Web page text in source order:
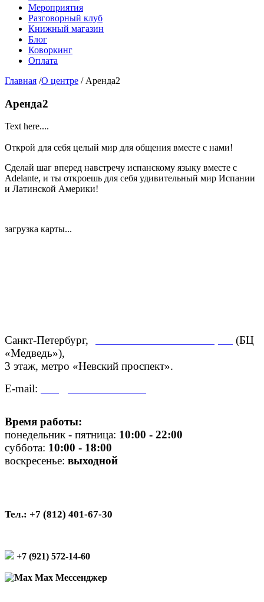
Мероприятия
Разговорный клуб
Книжный магазин
Блог
Коворкинг
Оплата
Главная /О центре / Аренда2
Аренда2
Text here....
Открой для себя целый мир для общения вместе с нами!
Сделай шаг вперед навстречу испанскому языку вместе с
Adelante, и ты откроешь для себя удивительный мир Испании
и Латинской Америки!
загрузка карты...
Санкт-Петербург,
(БЦ
«Медведь»),
3 этаж, метро «Невский проспект».
E-mail:
Время работы:
понедельник - пятница: 10:00 - 22:00
суббота: 10:00 - 18:00
воскресенье: выходной
Тел.: +7 (812) 401-67-30
+7 (921) 572-14-60
Max Мессенджер